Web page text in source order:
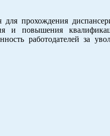
прохождения
и повышения
работодателей за